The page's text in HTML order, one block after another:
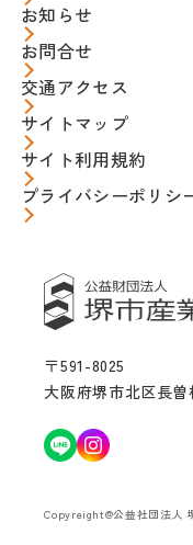
〒591-8025
大阪府堺市北区長曽
お知らせ
お問合せ
交通アクセス
サイトマップ
サイト利用規約
プライバシーポリシ
Copyreight@公益社団法人